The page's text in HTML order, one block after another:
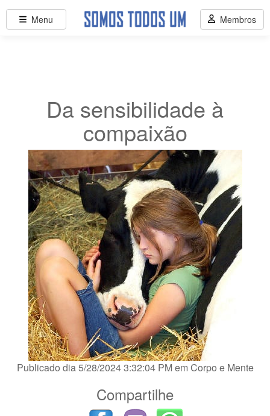
Da sensibilidade à
compaixão
Publicado dia 5/28/2024 3:32:04 PM emCorpo e Mente
Compartilhe
Menu Membros